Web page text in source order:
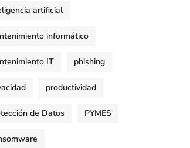
artificial
informático
IT phishing
productividad
de Datos PYMES